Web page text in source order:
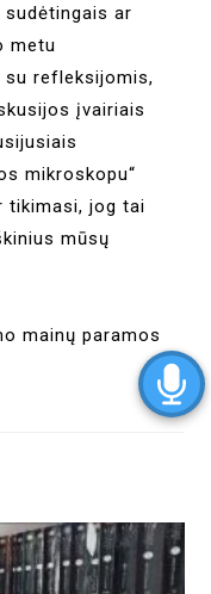
ar
metu
refleksijomis,
įvairiais
mikroskopu“
tikimasi, jog tai
mūsų
mainų paramos